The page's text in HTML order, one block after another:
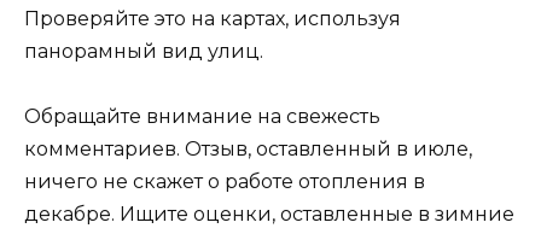
Проверяйте это на картах, используя
панорамный вид улиц.
Обращайте внимание на свежесть
комментариев. Отзыв, оставленный в июле,
ничего не скажет о работе отопления в
декабре. Ищите оценки, оставленные в зимние